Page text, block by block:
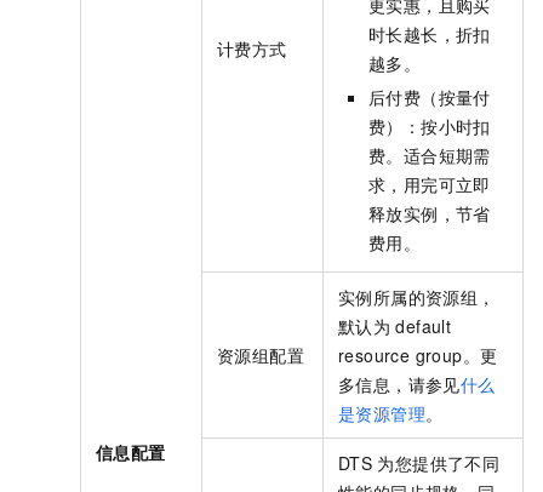
信息配置
计费方式
时长越长，折扣
越多。
后付费（按量付
费）：按小时扣
费。适合短期需
求，用完可立即
释放实例，节省
费用。
资源组配置
实例所属的资源组，
默认为 default
resource group。更
多信息，请参见什么
是资源管理。
DTS 为您提供了不同